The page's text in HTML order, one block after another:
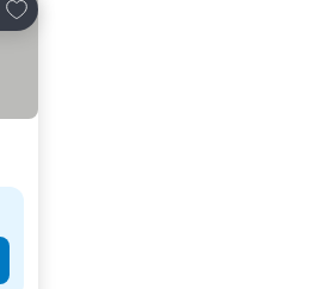
Přidat na seznam oblíbených hotelů